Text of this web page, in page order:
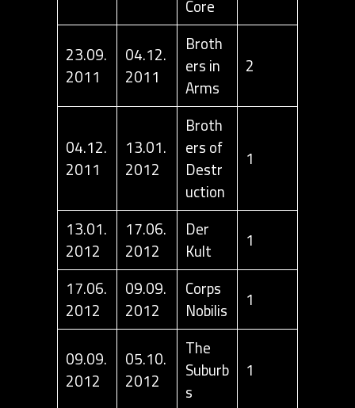
Core
23.09.
2011
04.12.
2011
Broth
ers in
Arms
2
04.12.
2011
13.01.
2012
Broth
ers of
Destr
uction
1
13.01.
2012
17.06.
2012
Der
Kult
1
17.06.
2012
09.09.
2012
Corps
Nobilis 1
09.09.
2012
05.10.
2012
The
Suburb
s
1